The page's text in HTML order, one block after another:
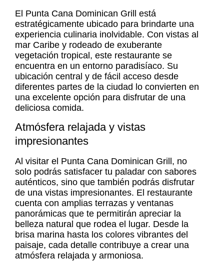
El Punta Cana Dominican Grill está
estratégicamente ubicado para brindarte una
experiencia culinaria inolvidable. Con vistas al
mar Caribe y rodeado de exuberante
vegetación tropical, este restaurante se
encuentra en un entorno paradisíaco. Su
ubicación central y de fácil acceso desde
diferentes partes de la ciudad lo convierten en
una excelente opción para disfrutar de una
deliciosa comida.
Atmósfera relajada y vistas
impresionantes
Al visitar el Punta Cana Dominican Grill, no
solo podrás satisfacer tu paladar con sabores
auténticos, sino que también podrás disfrutar
de una vistas impresionantes. El restaurante
cuenta con amplias terrazas y ventanas
panorámicas que te permitirán apreciar la
belleza natural que rodea el lugar. Desde la
brisa marina hasta los colores vibrantes del
paisaje, cada detalle contribuye a crear una
atmósfera relajada y armoniosa.